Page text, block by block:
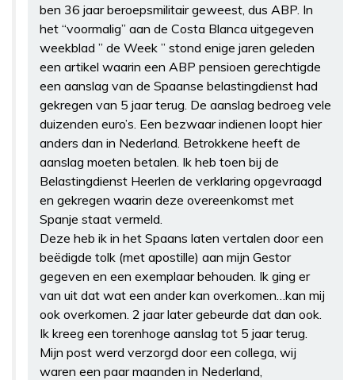
ben 36 jaar beroepsmilitair geweest, dus ABP. In
het “voormalig” aan de Costa Blanca uitgegeven
weekblad ” de Week ” stond enige jaren geleden
een artikel waarin een ABP pensioen gerechtigde
een aanslag van de Spaanse belastingdienst had
gekregen van 5 jaar terug. De aanslag bedroeg vele
duizenden euro’s. Een bezwaar indienen loopt hier
anders dan in Nederland. Betrokkene heeft de
aanslag moeten betalen. Ik heb toen bij de
Belastingdienst Heerlen de verklaring opgevraagd
en gekregen waarin deze overeenkomst met
Spanje staat vermeld.
Deze heb ik in het Spaans laten vertalen door een
beëdigde tolk (met apostille) aan mijn Gestor
gegeven en een exemplaar behouden. Ik ging er
van uit dat wat een ander kan overkomen…kan mij
ook overkomen. 2 jaar later gebeurde dat dan ook.
Ik kreeg een torenhoge aanslag tot 5 jaar terug.
Mijn post werd verzorgd door een collega, wij
waren een paar maanden in Nederland,